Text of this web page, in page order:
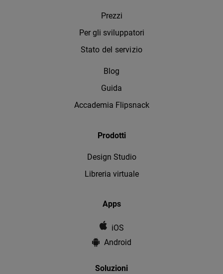
Prezzi
Per gli sviluppatori
Stato del servizio
Blog
Guida
Accademia Flipsnack
Prodotti
Design Studio
Libreria virtuale
Apps
iOS
Android
Soluzioni